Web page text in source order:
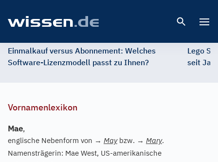
Einmalkauf versus Abonnement: Welches
Software-Lizenzmodell passt zu Ihnen?
Lego
seit
Vornamenlexikon
Mae,
englische Nebenform von → Maybzw. → Mary.
Namensträgerin: Mae West, US-amerikanische